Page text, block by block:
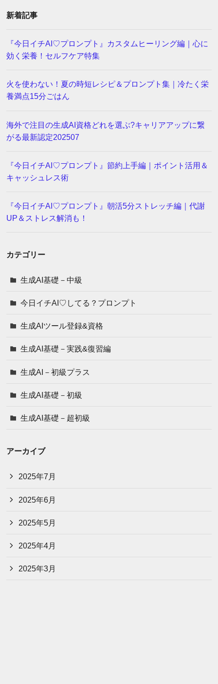
新着記事
『今日イチAI♡プロンプト』カスタムヒーリング編｜心に
効く栄養！セルフケア特集
火を使わない！夏の時短レシピ＆プロンプト集｜冷たく栄
養満点15分ごはん
海外で注目の生成AI資格どれを選ぶ?キャリアアップに繋
がる最新認定202507
『今日イチAI♡プロンプト』節約上手編｜ポイント活用＆
キャッシュレス術
『今日イチAI♡プロンプト』朝活5分ストレッチ編｜代謝
UP＆ストレス解消も！
カテゴリー
生成AI基礎－中級
今日イチAI♡してる？プロンプト
生成AIツール登録&資格
生成AI基礎－実践&復習編
生成AI－初級プラス
生成AI基礎－初級
生成AI基礎－超初級
アーカイブ
2025年7月
2025年6月
2025年5月
2025年4月
2025年3月